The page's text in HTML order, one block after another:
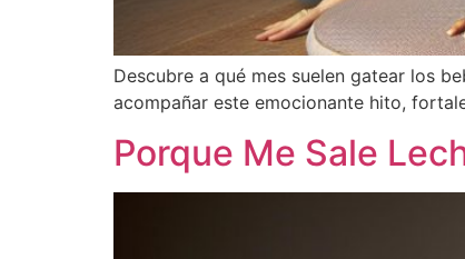
Descubre a qué mes suelen gatear los
acompañar este emocionante hito,
Porque Me Sale